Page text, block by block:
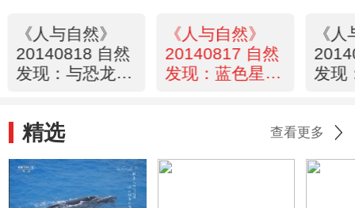
《人与自然》
20140818 自然
发现：与恐龙同
《人与自然》
20140817 自然
发现：蓝色星
《
发现
精选 查看更多